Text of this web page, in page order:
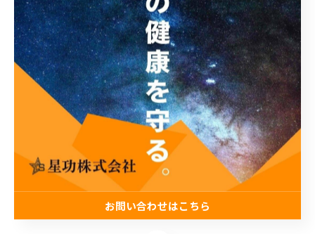
住所 :大阪府大阪市阿倍野区万代1-1-6 トーカンマンシ
ョン帝塚山1F
電話番号 :06-6615-9819
FAX番号 : 06-6615-9820
大阪で塗装のご依頼に対応
-----------------------------------------------------------------
---
お問い合わせはこちら